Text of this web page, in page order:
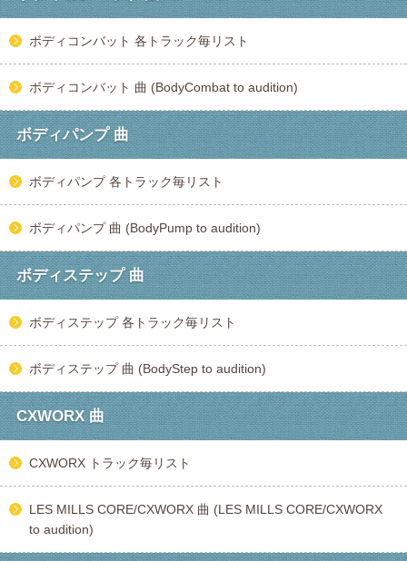
ボディコンバット 各トラック毎リスト
ボディコンバット 曲 (BodyCombat to audition)
ボディパンプ 曲
ボディパンプ 各トラック毎リスト
ボディパンプ 曲 (BodyPump to audition)
ボディステップ 曲
ボディステップ 各トラック毎リスト
ボディステップ 曲 (BodyStep to audition)
CXWORX 曲
CXWORX トラック毎リスト
LES MILLS CORE/CXWORX 曲 (LES MILLS CORE/CXWORX
to audition)